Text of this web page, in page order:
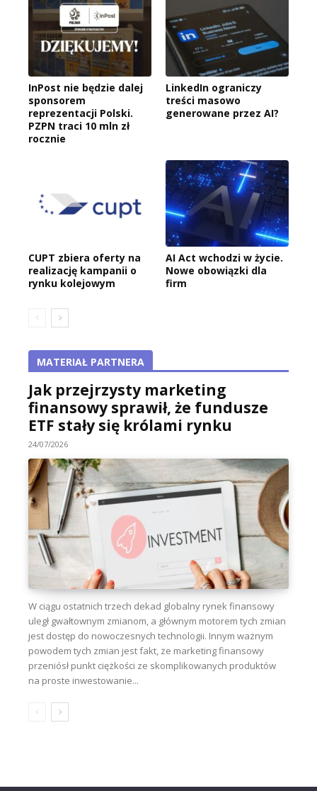
InPost nie będzie dalej
sponsorem
reprezentacji Polski.
PZPN traci 10 mln zł
rocznie
LinkedIn ograniczy
treści masowo
generowane przez AI?
CUPT zbiera oferty na
realizację kampanii o
rynku kolejowym
AI Act wchodzi w życie.
Nowe obowiązki dla
firm
MATERIAŁ PARTNERA
Jak przejrzysty marketing
finansowy sprawił, że fundusze
ETF stały się królami rynku
24/07/2026
W ciągu ostatnich trzech dekad globalny rynek finansowy
uległ gwałtownym zmianom, a głównym motorem tych zmian
jest dostęp do nowoczesnych technologii. Innym ważnym
powodem tych zmian jest fakt, że marketing finansowy
przeniósł punkt ciężkości ze skomplikowanych produktów
na proste inwestowanie...